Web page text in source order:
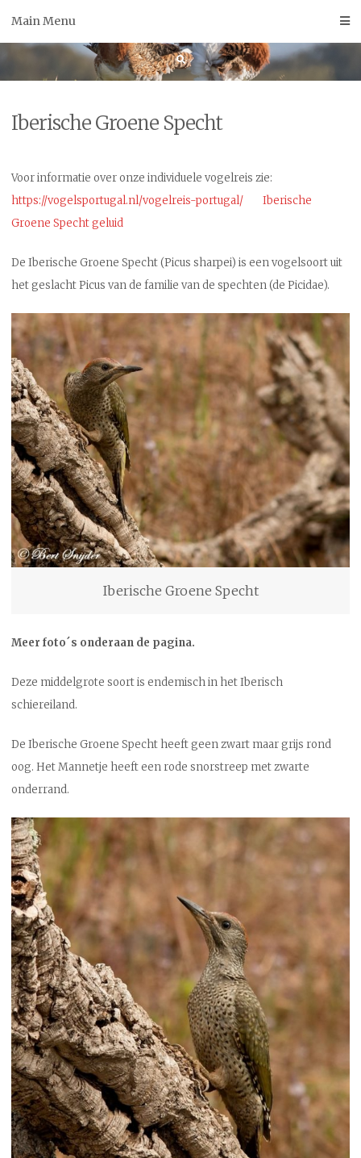
Main Menu
Iberische Groene Specht
Voor informatie over onze individuele vogelreis zie:
https://vogelsportugal.nl/vogelreis-portugal/
Iberische
Groene Specht geluid
De Iberische Groene Specht (Picus sharpei) is een vogelsoort uit
het geslacht Picus van de familie van de spechten (de Picidae).
Iberische Groene Specht
Meer foto´s onderaan de pagina.
Deze middelgrote soort is endemisch in het Iberisch
schiereiland.
De Iberische Groene Specht heeft geen zwart maar grijs rond
oog. Het Mannetje heeft een rode snorstreep met zwarte
onderrand.